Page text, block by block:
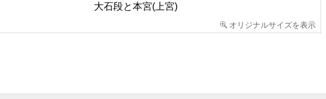
大石段と本宮(上宮)
オリジナルサイズを表示